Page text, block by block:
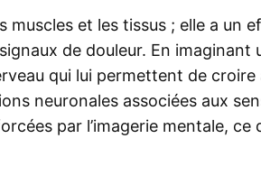
muscles et les tissus ; elle a un
de douleur. En imaginant
qui lui permettent de
neuronales associées aux
par l’imagerie mentale, ce